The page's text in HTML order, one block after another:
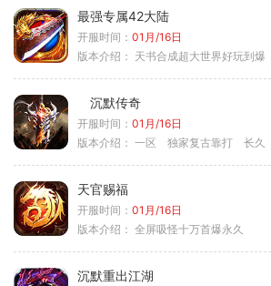
最强专属42大陆
开服时间： 01月/16日
版本介绍： 天书合成超大世界好玩到爆
沉默传奇
开服时间： 01月/16日
版本介绍： 一区 独家复古靠打 长久
天官赐福
开服时间： 01月/16日
版本介绍： 全屏吸怪十万首爆永久
沉默重出江湖